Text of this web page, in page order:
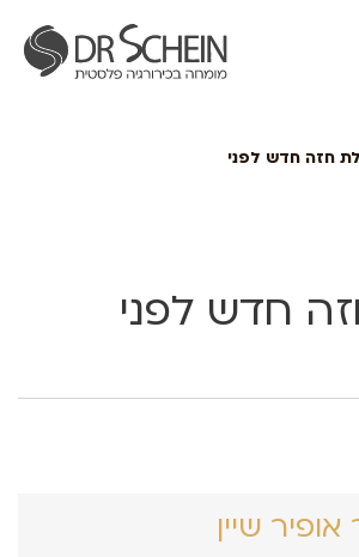
חזה חדש לפני
חדש לפני
אופיר שיין